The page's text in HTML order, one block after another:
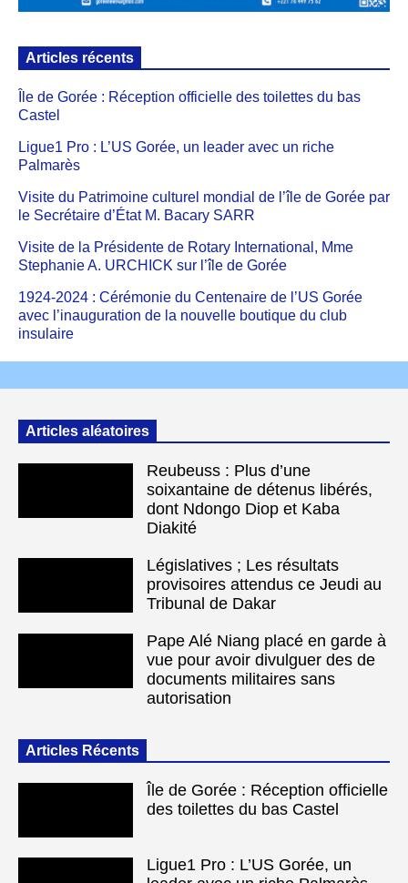
Articles récents
Île de Gorée : Réception officielle des toilettes du bas
Castel
Ligue1 Pro : L’US Gorée, un leader avec un riche
Palmarès
Visite du Patrimoine culturel mondial de l’île de Gorée par
le Secrétaire d’État M. Bacary SARR
Visite de la Présidente de Rotary International, Mme
Stephanie A. URCHICK sur l’île de Gorée
1924-2024 : Cérémonie du Centenaire de l’US Gorée
avec l’inauguration de la nouvelle boutique du club
insulaire
Articles aléatoires
Reubeuss : Plus d’une
soixantaine de détenus libérés,
dont Ndongo Diop et Kaba
Diakité
Législatives ; Les résultats
provisoires attendus ce Jeudi au
Tribunal de Dakar
Pape Alé Niang placé en garde à
vue pour avoir divulguer des de
documents militaires sans
autorisation
Articles Récents
Île de Gorée : Réception officielle
des toilettes du bas Castel
Ligue1 Pro : L’US Gorée, un